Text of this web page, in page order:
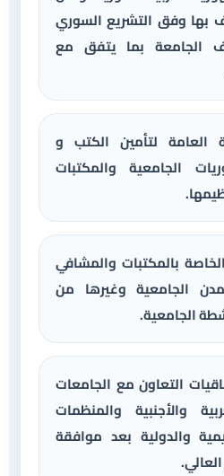
بها وفق التشريع السوري
الجامعة بما يتفق مع
لتأمين الكتب و
الجامعية والمكتبات
بالمكتبات والمشافي
الجامعية وغيرها من
الجامعية.
التعاون مع الجامعات
والأجنبية والمنظمات
والدولية بعد موافقة